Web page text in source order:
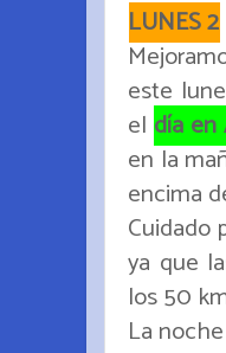
LUNES 2
este
el día en
en la
encima
Cuidado
ya que
los 50
La